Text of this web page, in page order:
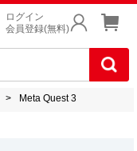
ログイン
会員登録(無料)
Meta Quest 3